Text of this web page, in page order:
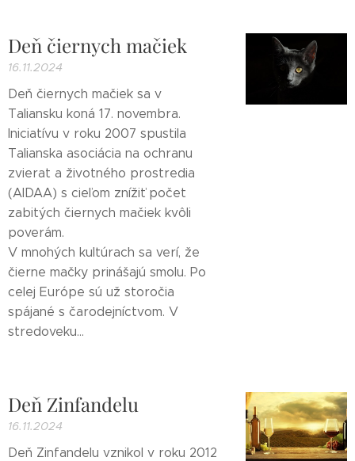
Deň čiernych mačiek
16.11.2024
Deň čiernych mačiek sa v
Taliansku koná 17. novembra.
Iniciatívu v roku 2007 spustila
Talianska asociácia na ochranu
zvierat a životného prostredia
(AIDAA) s cieľom znížiť počet
zabitých čiernych mačiek kvôli
poverám.
V mnohých kultúrach sa verí, že
čierne mačky prinášajú smolu. Po
celej Európe sú už storočia
spájané s čarodejníctvom. V
stredoveku...
Deň Zinfandelu
16.11.2024
Deň Zinfandelu vznikol v roku 2012